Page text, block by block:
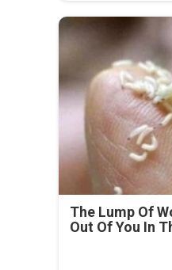
The Lump Of
Out Of You In